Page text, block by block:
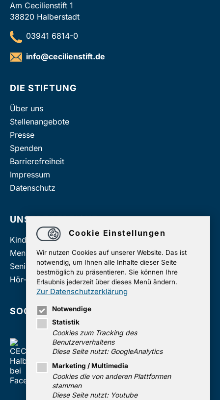
Am Cecilienstift 1
38820 Halberstadt
03941 6814-0
info@cecilienstift.de
DIE STIFTUNG
Über uns
Stellenangebote
Presse
Spenden
Barrierefreiheit
Impressum
Datenschutz
UNSERE BEREICHE
Kinder und Jugendliche
Menschen mit Behinderungen
Senioren
Hör-Rehabilitation
SOCIAL MEDIA
Cookie Einstellungen
Wir nutzen Cookies auf unserer Website. Das ist
notwendig, um Ihnen alle Inhalte dieser Seite
bestmöglich zu präsentieren. Sie können Ihre
Erlaubnis jederzeit über dieses Menü ändern.
Zur Datenschutzerklärung
Notwendige
Statistik
Cookies zum Tracking des
Benutzerverhaltens
Diese Seite nutzt: GoogleAnalytics
Marketing / Multimedia
Cookies die von anderen Plattformen
stammen
Diese Seite nutzt: Youtube